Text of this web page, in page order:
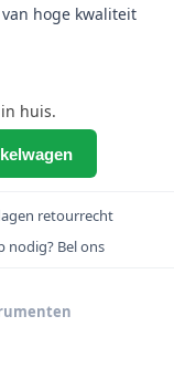
hoge kwaliteit
huis.
retourrecht
nodig? Bel ons